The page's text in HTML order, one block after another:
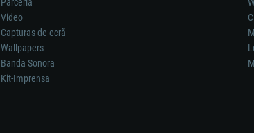
Video
Capturas de ecrã
Wallpapers
Banda Sonora
Kit-Imprensa